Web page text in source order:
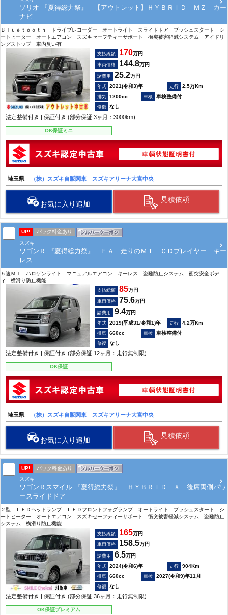
ソリオ 『夏得総力祭』 【アウトレット】ＨＹＢＲＩＤ ＭＺ カー
ナビ
Ｂｌｕｅｔｏｏｔｈ ドライブレコーダー オートライト スライドドア プッシュスタート シ
ートヒーター オートエアコン スズキセーフティーサポート 衝突被害軽減システム アイドリ
ングストップ 車内臭い有
支払総額 170万円
車両価格 144.8万円
諸費用 25.2万円
2021(令和3)年
2.5万Km
1200cc
車検整備付
なし
法定整備付き | 保証付き (部分保証 3ヶ月：3000km)
OK保証ミニ
埼玉県 （株）スズキ自販関東 スズキアリーナ大宮中央
お気に入り追加
見積依頼
UP!
パック料金あり
スズキ
ワゴンＲ 『夏得総力祭』 ＦＡ 走りのＭＴ ＣＤプレイヤー キー
レス
５速ＭＴ ハロゲンライト マニュアルエアコン キーレス 盗難防止システム 衝突安全ボデ
ィ 横滑り防止機能
支払総額 85万円
車両価格 75.6万円
諸費用 9.4万円
2019(平成31/令和1)年
4.2万Km
660cc
車検整備付
なし
法定整備付き | 保証付き (部分保証 12ヶ月：走行無制限)
OK保証
埼玉県 （株）スズキ自販関東 スズキアリーナ大宮中央
お気に入り追加
見積依頼
UP!
パック料金あり
スズキ
ワゴンＲスマイル 『夏得総力祭』 ＨＹＢＲＩＤ Ｘ 後席両側パワ
ースライドドア
２型 ＬＥＤヘッドランプ ＬＥＤフロントフォグランプ オートライト プッシュスタート シ
ートヒーター オートエアコン スズキセーフティーサポート 衝突被害軽減システム 盗難防止
システム 横滑り防止機能
支払総額 165万円
車両価格 158.5万円
諸費用 6.5万円
2024(令和6)年
904Km
660cc
2027(令和9)年11月
なし
法定整備付き | 保証付き (部分保証 36ヶ月：走行無制限)
OK保証プレミアム